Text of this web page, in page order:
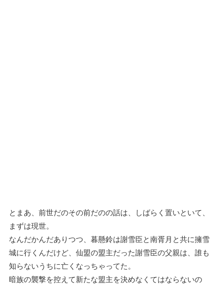
とまあ、前世だのその前だのの話は、しばらく置いといて、
まずは現世。
なんだかんだありつつ、暮懸鈴は謝雪臣と南胥月と共に擁雪
城に行くんだけど、仙盟の盟主だった謝雪臣の父親は、誰も
知らないうちに亡くなっちゃってた。
暗族の襲撃を控えて新たな盟主を決めなくてはならないの